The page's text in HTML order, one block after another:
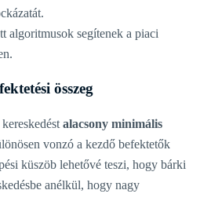
algoritmusok segítenek a piaci
összeg
alacsony minimális
vonzó a kezdő befektetők
küszöb lehetővé teszi, hogy bárki
anélkül, hogy nagy